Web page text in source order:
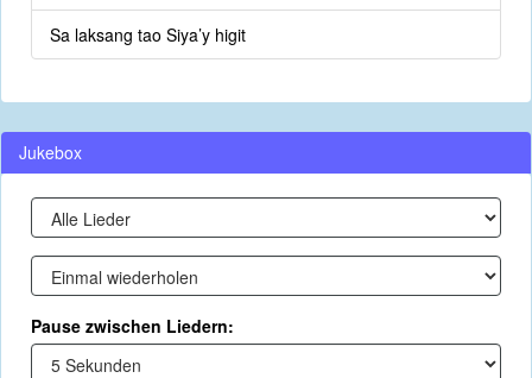
Sa laksang tao Siya’y higit
Jukebox
Pause zwischen Liedern: